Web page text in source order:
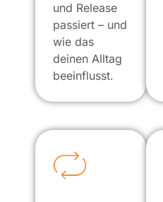
und Release
passiert – und
wie das
deinen Alltag
beeinflusst.